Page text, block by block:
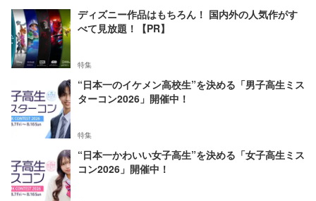
ディズニー作品はもちろん！ 国内外の人気作がす
べて見放題！【PR】
特集
“日本一のイケメン高校生”を決める「男子高生ミス
ターコン2026」開催中！
特集
“日本一かわいい女子高生”を決める「女子高生ミス
コン2026」開催中！